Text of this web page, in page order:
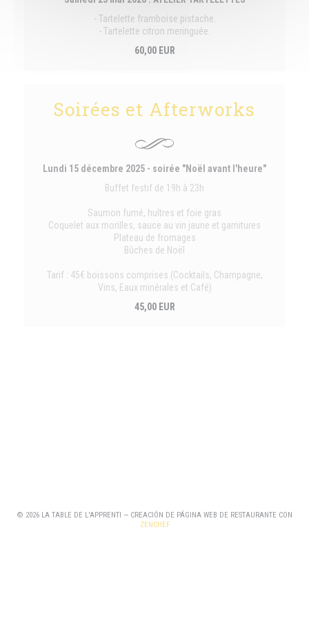
- Tartelette framboise pistache.
- Tartelette citron meringuée.
60,00 EUR
Soirées et Afterworks
Lundi 15 décembre 2025 - soirée "Noël avant l'heure"
Buffet festif de 19h à 23h
Saumon fumé, huîtres et foie gras
Coquelet aux morilles, sauce au vin jaune et garnitures
Plateau de fromages
Bûches de Noël
Tarif : 45€ boissons comprises (Cocktails, Champagne,
Vins, Eaux minérales et Café)
45,00 EUR
© 2026 LA TABLE DE L'APPRENTI — CREACIÓN DE PÁGINA WEB DE RESTAURANTE CON
ZENCHEF((ABRE EN UNA NUEVA VENTANA))